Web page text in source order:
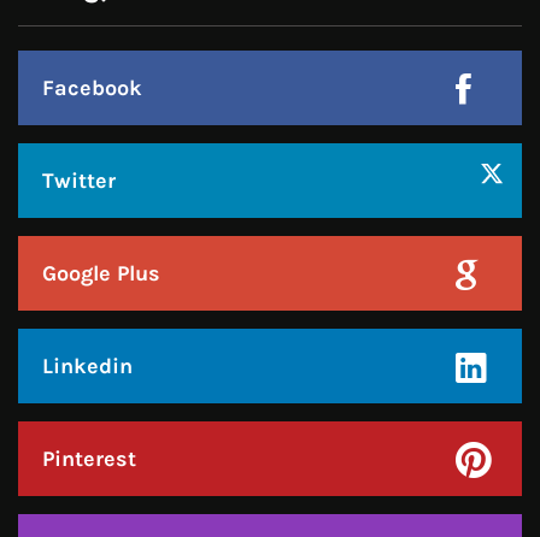
Linkedin
Pinterest
Instagram